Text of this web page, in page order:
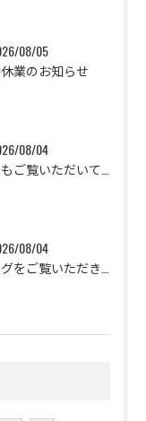
08/05
業のお知らせ
08/04
08/04